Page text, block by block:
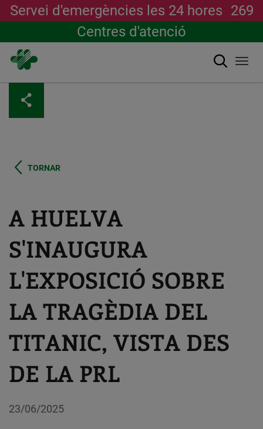
contingut
Servei d'emergències les 24 hores 269
Centres d'atenció
Cerca
TORNAR
A HUELVA
S'INAUGURA
L'EXPOSICIÓ SOBRE
LA TRAGÈDIA DEL
TITANIC, VISTA DES
DE LA PRL
23/06/2025